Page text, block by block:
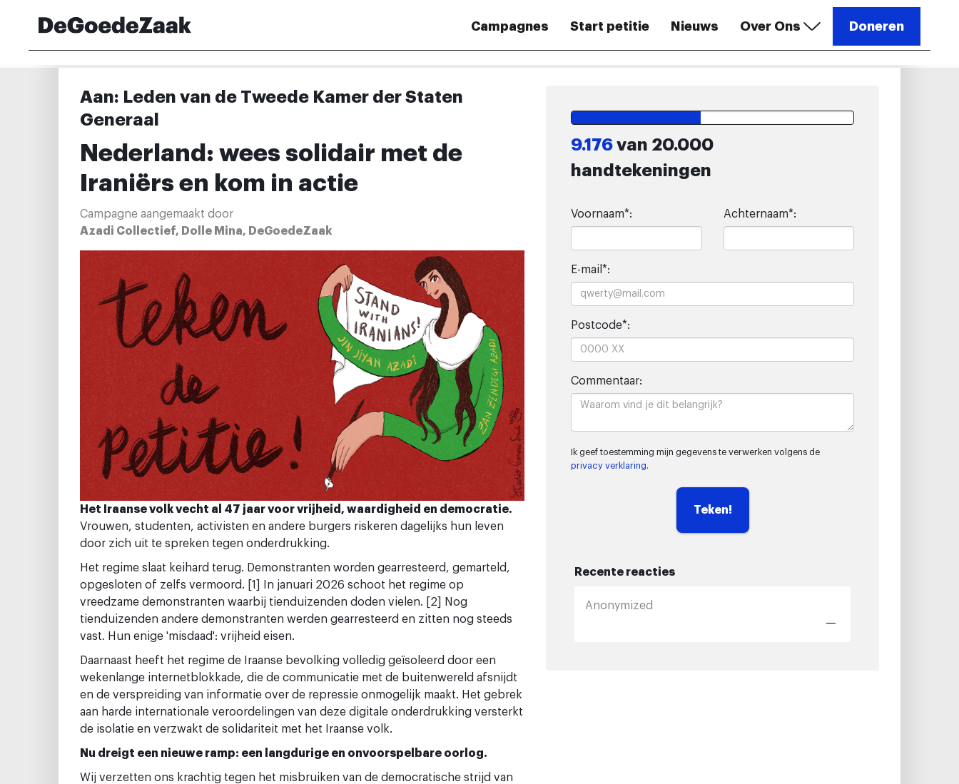
Campagnes Start petitie Nieuws Over Ons Doneren
Aan: Leden van de Tweede Kamer der Staten
Generaal
Nederland: wees solidair met de
Iraniërs en kom in actie
Campagne aangemaakt door
Azadi Collectief, Dolle Mina, DeGoedeZaak
Het Iraanse volk vecht al 47 jaar voor vrijheid, waardigheid en democratie.
Vrouwen, studenten, activisten en andere burgers riskeren dagelijks hun leven
door zich uit te spreken tegen onderdrukking.
Het regime slaat keihard terug. Demonstranten worden gearresteerd, gemarteld,
opgesloten of zelfs vermoord. [1] In januari 2026 schoot het regime op
vreedzame demonstranten waarbij tienduizenden doden vielen. [2] Nog
tienduizenden andere demonstranten werden gearresteerd en zitten nog steeds
vast. Hun enige 'misdaad': vrijheid eisen.
Daarnaast heeft het regime de Iraanse bevolking volledig geïsoleerd door een
wekenlange internetblokkade, die de communicatie met de buitenwereld afsnijdt
en de verspreiding van informatie over de repressie onmogelijk maakt. Het gebrek
aan harde internationale veroordelingen van deze digitale onderdrukking versterkt
de isolatie en verzwakt de solidariteit met het Iraanse volk.
Nu dreigt een nieuwe ramp: een langdurige en onvoorspelbare oorlog.
Wij verzetten ons krachtig tegen het misbruiken van de democratische strijd van
9.176van 20.000
handtekeningen
Form
to
sign
petition
Voornaam*: Achternaam*:
E-mail*:
Postcode*:
Commentaar:
Ik geef toestemming mijn gegevens te verwerken volgens de
privacy verklaring.
Teken!
Recente reacties
Anonymized